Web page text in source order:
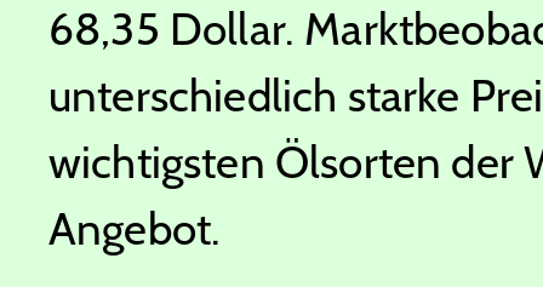
68,35 Dollar.
unterschiedlich starke
wichtigsten Ölsorten der
Angebot.